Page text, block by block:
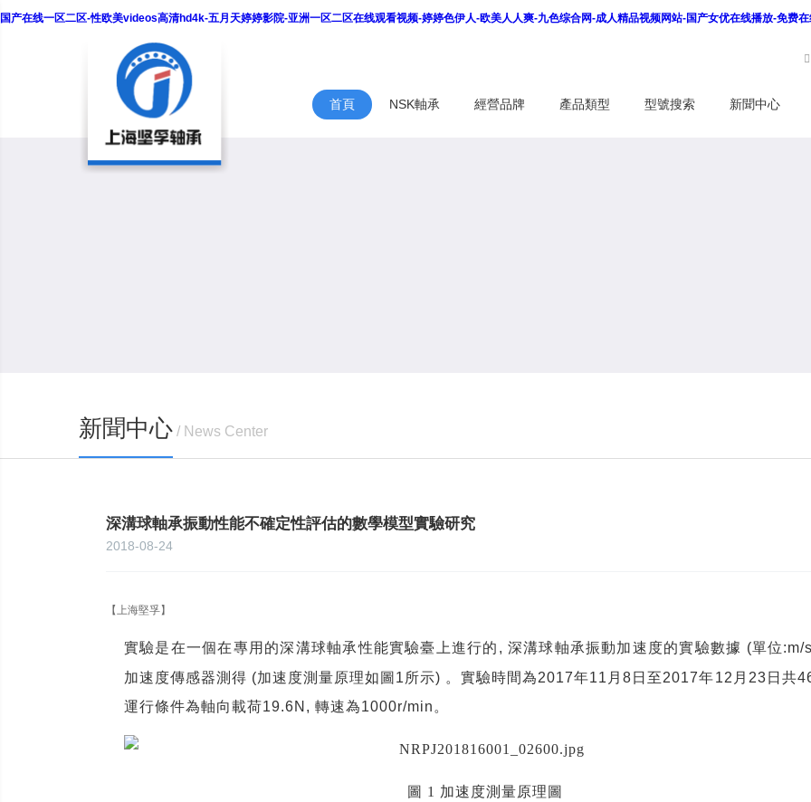
国产在线一区二区-性欧美videos高清hd4k-五月天婷婷影院-亚洲一区二区在线观看视频-婷婷色伊人-欧美人人爽-九色综合网-成人精品视频网站-国产女优在线播放-免费
首頁 NSK軸承 經營品牌 產品類型 型號搜索 新聞中心
新聞中心 / News Center
深溝球軸承振動性能不確定性評估的數學模型實驗研究
2018-08-24
【上海堅孚】
實驗是在一個在專用的深溝球軸承性能實驗臺上進行的 , 深溝球軸承振動加速度的實驗數據 (單位:m/
加速度傳感器測得 (加速度測量原理如圖 1 所示) 。實驗時間為2017年11 月8 日至2017年12 月 23 日共
運行條件為軸向載荷19.6N, 轉速為1000r/min 。
圖 1 加速度測量原理圖